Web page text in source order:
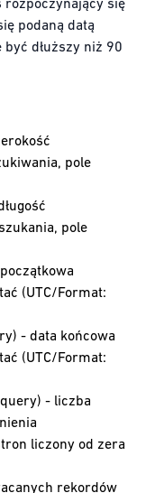
podaną datą
dłuższy niż 90
pole
pole
(UTC/Format:
- data końcowa
(UTC/Format:
- liczba
liczony od zera
rekordów